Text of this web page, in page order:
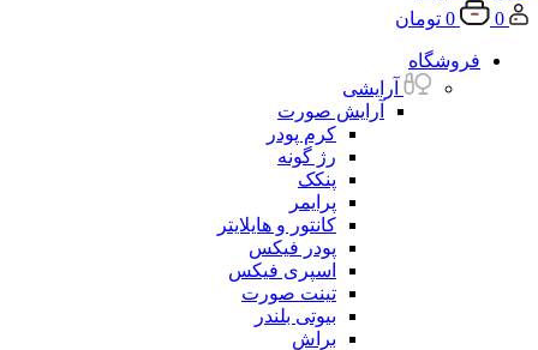
0
0 تومان
فروشگاه
آرایشی
آرایش صورت
کرم پودر
رژ گونه
پنکک
پرایمر
کانتور و هایلایتر
پودر فیکس
اسپری فیکس
تینت صورت
بیوتی بلندر
براش